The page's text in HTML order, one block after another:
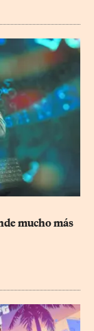
mucho más